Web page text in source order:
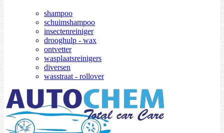
shampoo
schuimshampoo
insectenreiniger
drooghulp - wax
ontvetter
wasplaatsreinigers
diversen
wasstraat - rollover